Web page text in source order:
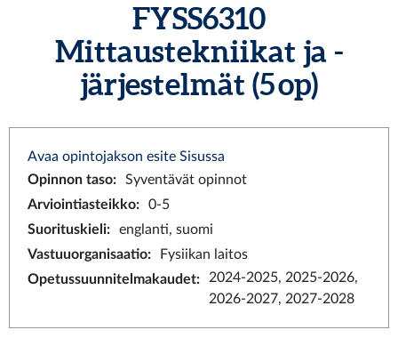
FYSS6310
Mittaustekniikat ja -
järjestelmät (5 op)
Avaa opintojakson esite Sisussa
Opinnon taso:
Syventävät opinnot
Arviointiasteikko:
0-5
Suorituskieli:
englanti, suomi
Vastuuorganisaatio:
Fysiikan laitos
Opetussuunnitelmakaudet:
2024-2025, 2025-2026,
2026-2027, 2027-2028